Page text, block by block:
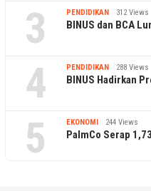
3 PENDIDIKAN 312 Views
BINUS dan BCA
4 PENDIDIKAN 288 Views
BINUS Hadirkan
5 EKONOMI 244 Views
PalmCo Serap